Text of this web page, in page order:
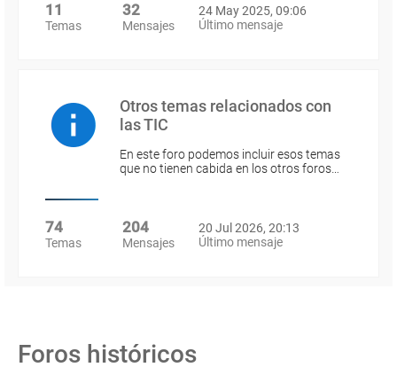
11
Temas
32
Mensajes
24 May 2025, 09:06
Último mensaje
Otros temas relacionados con
las TIC
En este foro podemos incluir esos temas
que no tienen cabida en los otros foros…
74
Temas
204
Mensajes
20 Jul 2026, 20:13
Último mensaje
Foros históricos